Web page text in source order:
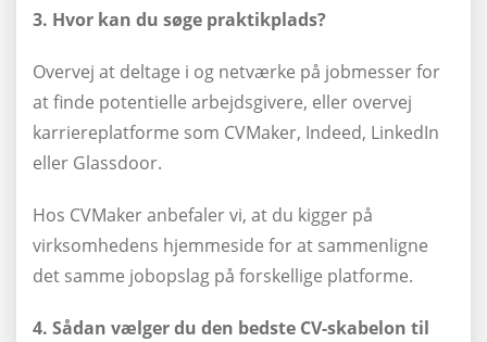
3. Hvor kan du søge praktikplads?
Overvej at deltage i og netværke på jobmesser for
at finde potentielle arbejdsgivere, eller overvej
karriereplatforme som CVMaker, Indeed, LinkedIn
eller Glassdoor.
Hos CVMaker anbefaler vi, at du kigger på
virksomhedens hjemmeside for at sammenligne
det samme jobopslag på forskellige platforme.
4. Sådan vælger du den bedste CV-skabelon til